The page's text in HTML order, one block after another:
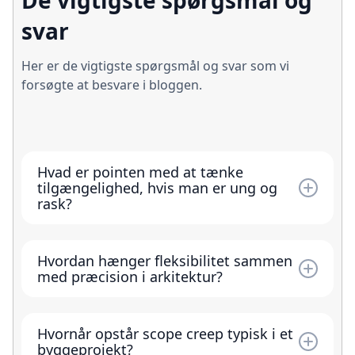
svar
Her er de vigtigste spørgsmål og svar som vi
forsøgte at besvare i bloggen.
Hvad er pointen med at tænke
tilgængelighed, hvis man er ung og
rask?
eller handicap, men om hverdagslivets
skiftende situationer. Fysisk formåen ændrer
sig over tid, og et hus kan gå fra at være let at
tidligt, kan det understøtte et langt,
almindeligt liv i huset.
Hvordan hænger fleksibilitet sammen
med præcision i arkitektur?
generisk. Den udspringer af præcise
overvejelser om, hvordan behov kan ændre
Hvornår opstår scope creep typisk i et
byggeprojekt?